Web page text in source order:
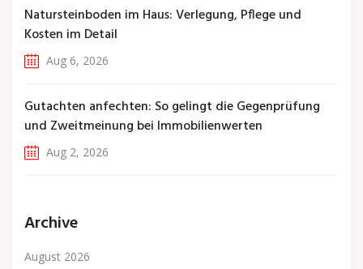
Natursteinboden im Haus: Verlegung, Pflege und
Kosten im Detail
Aug 6, 2026
Gutachten anfechten: So gelingt die Gegenprüfung
und Zweitmeinung bei Immobilienwerten
Aug 2, 2026
Archive
August 2026